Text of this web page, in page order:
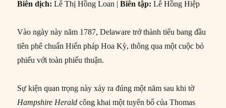
Biên dịch: Lê Thị Hồng Loan |Biên tập:Lê Hồng Hiệp
Vào ngày này năm 1787, Delaware trở thành tiểu bang đầu
tiên phê chuẩn Hiến pháp Hoa Kỳ, thông qua một cuộc bỏ
phiếu với toàn phiếu thuận.
Sự kiện quan trọng này xảy ra đúng một năm sau khi tờ
Hampshire Herald công khai một tuyên bố của Thomas